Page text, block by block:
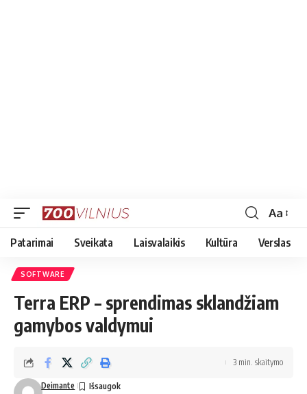
Font
Resizer
Aa
Patarimai Sveikata Laisvalaikis Kultūra Verslas
SOFTWARE
Terra ERP – sprendimas sklandžiam
gamybos valdymui
Deimante
3 min. skaitymo